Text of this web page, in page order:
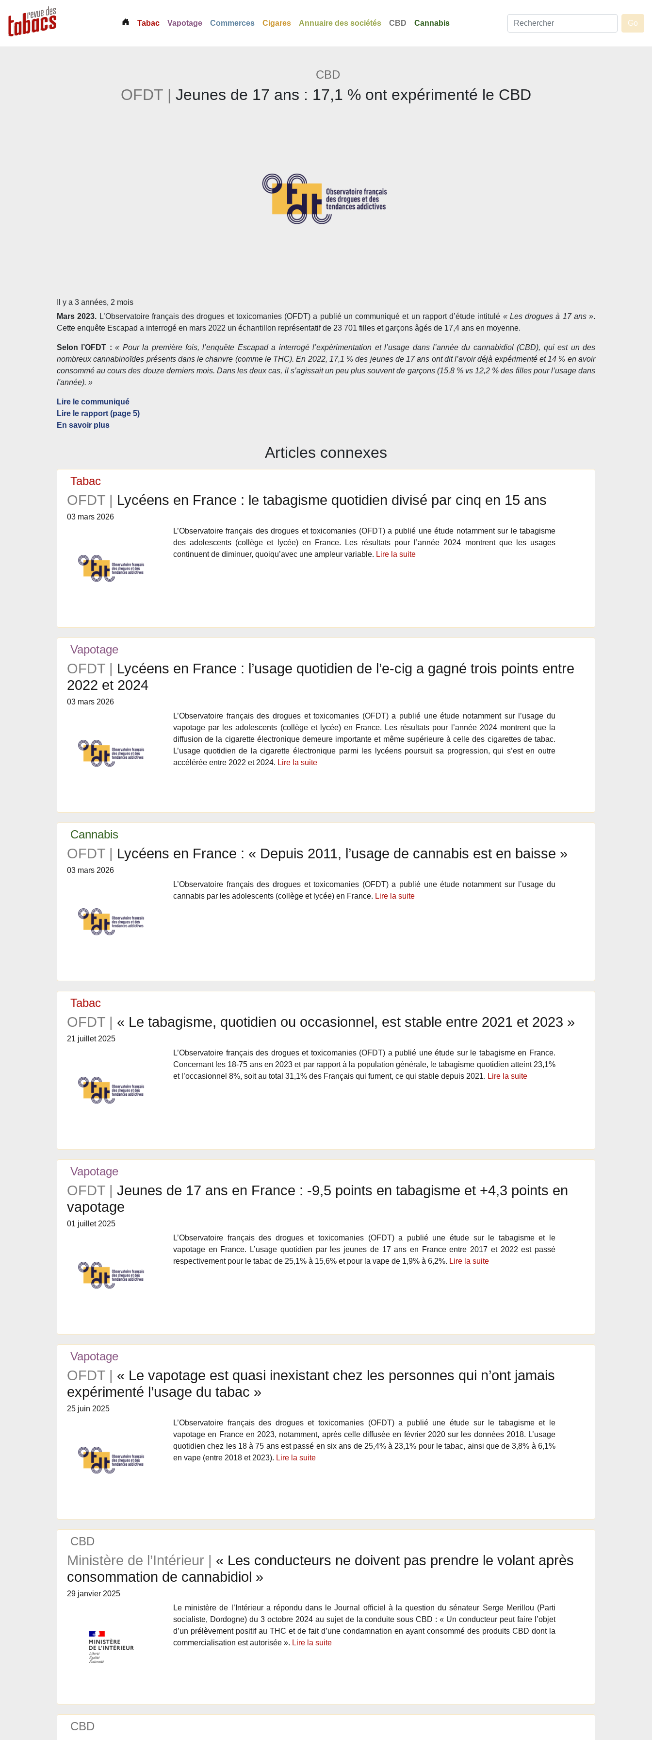
(current)
Tabac Vapotage Commerces Cigares Annuaire des sociétés CBD Cannabis
CBD
OFDT | Jeunes de 17 ans : 17,1 % ont expérimenté le CBD
Il y a 3 années, 2 mois
Mars 2023. L’Observatoire français des drogues et toxicomanies (OFDT) a publié un communiqué et un rapport d’étude intitulé « Les drogues à 17 ans ».
Cette enquête Escapad a interrogé en mars 2022 un échantillon représentatif de 23 701 filles et garçons âgés de 17,4 ans en moyenne.
Selon l’OFDT : « Pour la première fois, l’enquête Escapad a interrogé l’expérimentation et l’usage dans l’année du cannabidiol (CBD), qui est un des
nombreux cannabinoïdes présents dans le chanvre (comme le THC). En 2022, 17,1 % des jeunes de 17 ans ont dit l’avoir déjà expérimenté et 14 % en avoir
consommé au cours des douze derniers mois. Dans les deux cas, il s’agissait un peu plus souvent de garçons (15,8 % vs 12,2 % des filles pour l’usage dans
l'année). »
Lire le communiqué
Lire le rapport (page 5)
En savoir plus
Articles connexes
Tabac
OFDT | Lycéens en France : le tabagisme quotidien divisé par cinq en 15 ans
03 mars 2026
L’Observatoire français des drogues et toxicomanies (OFDT) a publié une étude notamment sur le tabagisme
des adolescents (collège et lycée) en France. Les résultats pour l’année 2024 montrent que les usages
continuent de diminuer, quoiqu’avec une ampleur variable. Lire la suite
Vapotage
OFDT | Lycéens en France : l’usage quotidien de l’e-cig a gagné trois points entre
2022 et 2024
03 mars 2026
L’Observatoire français des drogues et toxicomanies (OFDT) a publié une étude notamment sur l’usage du
vapotage par les adolescents (collège et lycée) en France. Les résultats pour l’année 2024 montrent que la
diffusion de la cigarette électronique demeure importante et même supérieure à celle des cigarettes de tabac.
L’usage quotidien de la cigarette électronique parmi les lycéens poursuit sa progression, qui s’est en outre
accélérée entre 2022 et 2024. Lire la suite
Cannabis
OFDT | Lycéens en France : « Depuis 2011, l’usage de cannabis est en baisse »
03 mars 2026
L’Observatoire français des drogues et toxicomanies (OFDT) a publié une étude notamment sur l’usage du
cannabis par les adolescents (collège et lycée) en France. Lire la suite
Tabac
OFDT | « Le tabagisme, quotidien ou occasionnel, est stable entre 2021 et 2023 »
21 juillet 2025
L’Observatoire français des drogues et toxicomanies (OFDT) a publié une étude sur le tabagisme en France.
Concernant les 18-75 ans en 2023 et par rapport à la population générale, le tabagisme quotidien atteint 23,1%
et l’occasionnel 8%, soit au total 31,1% des Français qui fument, ce qui stable depuis 2021. Lire la suite
Vapotage
OFDT | Jeunes de 17 ans en France : -9,5 points en tabagisme et +4,3 points en
vapotage
01 juillet 2025
L’Observatoire français des drogues et toxicomanies (OFDT) a publié une étude sur le tabagisme et le
vapotage en France. L’usage quotidien par les jeunes de 17 ans en France entre 2017 et 2022 est passé
respectivement pour le tabac de 25,1% à 15,6% et pour la vape de 1,9% à 6,2%. Lire la suite
Vapotage
OFDT | « Le vapotage est quasi inexistant chez les personnes qui n’ont jamais
expérimenté l’usage du tabac »
25 juin 2025
L’Observatoire français des drogues et toxicomanies (OFDT) a publié une étude sur le tabagisme et le
vapotage en France en 2023, notamment, après celle diffusée en février 2020 sur les données 2018. L’usage
quotidien chez les 18 à 75 ans est passé en six ans de 25,4% à 23,1% pour le tabac, ainsi que de 3,8% à 6,1%
en vape (entre 2018 et 2023). Lire la suite
CBD
Ministère de l’Intérieur | « Les conducteurs ne doivent pas prendre le volant après
consommation de cannabidiol »
29 janvier 2025
Le ministère de l’Intérieur a répondu dans le Journal officiel à la question du sénateur Serge Merillou (Parti
socialiste, Dordogne) du 3 octobre 2024 au sujet de la conduite sous CBD : « Un conducteur peut faire l’objet
d’un prélèvement positif au THC et de fait d’une condamnation en ayant consommé des produits CBD dont la
commercialisation est autorisée ». Lire la suite
CBD